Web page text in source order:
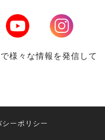
Youtube
Instagram
様々な情報を発信して
シーポリシー